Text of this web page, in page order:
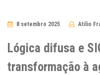
8 setembro 2025 Atilio
Lógica difusa e
transformação à